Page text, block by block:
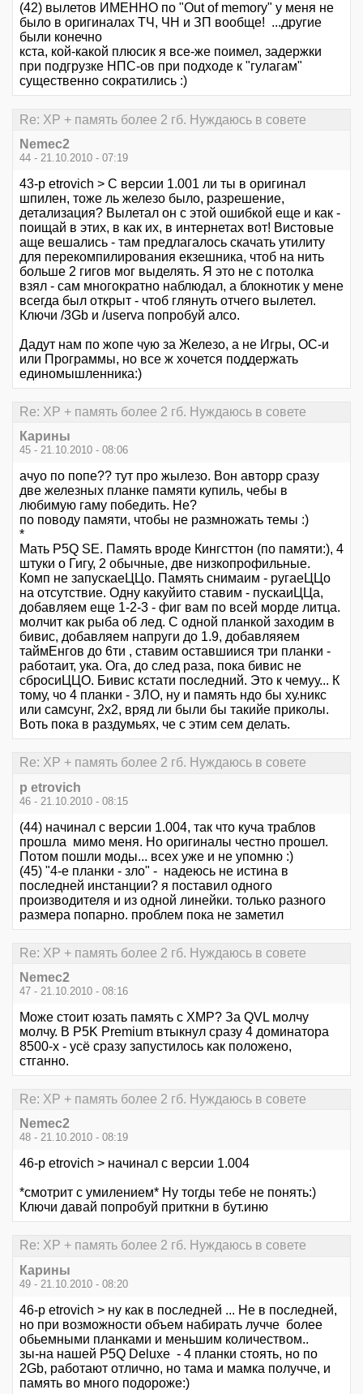
(42) вылетов ИМЕННО по "Out of memory" у меня не
было в оригиналах ТЧ, ЧН и ЗП вообще! ...другие
были конечно
кста, кой-какой плюсик я все-же поимел, задержки
при подгрузке НПС-ов при подходе к "гулагам"
существенно сократились :)
Re: XP + память более 2 гб. Нуждаюсь в совете
Nemec2
44 - 21.10.2010 - 07:19
43-p etrovich > C версии 1.001 ли ты в оригинал
шпилен, тоже ль железо было, разрешение,
детализация? Вылетал он с этой ошибкой еще и как -
поищай в этих, в как их, в интернетах вот! Вистовые
аще вешались - там предлагалось скачать утилиту
для перекомпилирования екзешника, чтоб на нить
больше 2 гигов мог выделять. Я это не с потолка
взял - сам многократно наблюдал, а блокнотик у мене
всегда был открыт - чтоб глянуть отчего вылетел.
Ключи /3Gb и /userva попробуй алсо.
Дадут нам по жопе чую за Железо, а не Игры, ОС-и
или Программы, но все ж хочется поддержать
единомышленника:)
Re: XP + память более 2 гб. Нуждаюсь в совете
Карины
45 - 21.10.2010 - 08:06
ачуо по попе?? тут про жылезо. Вон авторр сразу
две железных планке памяти купиль, чебы в
любимую гаму победить. Не?
по поводу памяти, чтобы не размножать темы :)
*
Мать P5Q SE. Память вроде Кингсттон (по памяти:), 4
штуки о Гигу, 2 обычные, две низкопрофильные.
Комп не запускаеЦЦо. Память снимаим - ругаеЦЦо
на отсутствие. Одну какуйито ставим - пускаиЦЦа,
добавляем еще 1-2-3 - фиг вам по всей морде литца.
молчит как рыба об лед. С одной планкой заходим в
бивис, добавляем напруги до 1.9, добавляяем
таймЕнгов до 6ти , ставим оставшиися три планки -
работаит, ука. Ога, до след раза, пока бивис не
сбросиЦЦО. Бивис кстати последний. Это к чемуу... К
тому, чо 4 планки - ЗЛО, ну и память ндо бы ху.никс
или самсунг, 2х2, вряд ли были бы такийе приколы.
Воть пока в раздумьях, че с этим сем делать.
Re: XP + память более 2 гб. Нуждаюсь в совете
p etrovich
46 - 21.10.2010 - 08:15
(44) начинал с версии 1.004, так что куча траблов
прошла мимо меня. Но оригиналы честно прошел.
Потом пошли моды... всех уже и не упомню :)
(45) "4-е планки - зло" - надеюсь не истина в
последней инстанции? я поставил одного
производителя и из одной линейки. только разного
размера попарно. проблем пока не заметил
Re: XP + память более 2 гб. Нуждаюсь в совете
Nemec2
47 - 21.10.2010 - 08:16
Може стоит юзать память с XMP? За QVL молчу
молчу. В P5K Premium втыкнул сразу 4 доминатора
8500-х - усё сразу запустилось как положено,
стганно.
Re: XP + память более 2 гб. Нуждаюсь в совете
Nemec2
48 - 21.10.2010 - 08:19
46-p etrovich > начинал с версии 1.004
*смотрит с умилением* Ну тогды тебе не понять:)
Ключи давай попробуй приткни в бут.иню
Re: XP + память более 2 гб. Нуждаюсь в совете
Карины
49 - 21.10.2010 - 08:20
46-p etrovich > ну как в последней ... Не в последней,
но при возможности объем набирать лучче более
обьемными планками и меньшим количеством..
зы-на нашей P5Q Deluxe - 4 планки стоять, но по
2Gb, работают отлично, но тама и мамка получче, и
память во много подороже:)